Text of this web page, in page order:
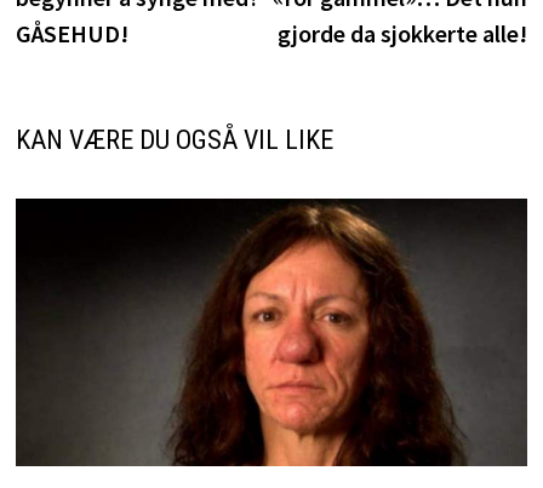
GÅSEHUD!
gjorde da sjokkerte alle!
KAN VÆRE DU OGSÅ VIL LIKE